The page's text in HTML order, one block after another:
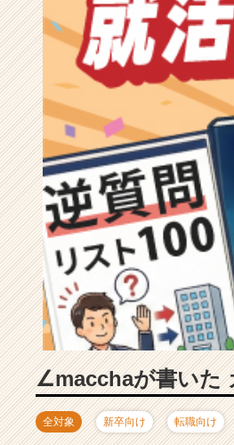
成
長
企
業
か
ら
カ
ウ
ト
が
届
く
就
サ
イ
ト
チ
キ
ャ
リ
ア
∠macchaが書いた
全対象 新卒向け 転職向け